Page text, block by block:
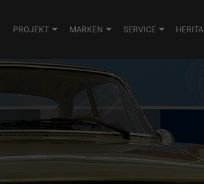
PROJEKT MARKEN SERVICE